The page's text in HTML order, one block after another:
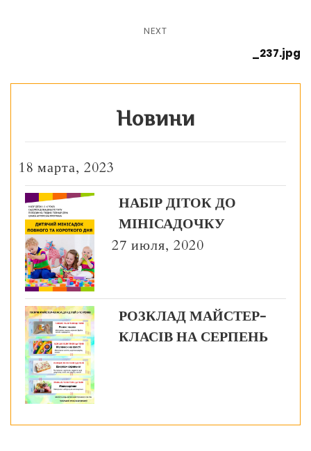
NEXT
_237.jpg
Новини
18 марта, 2023
НАБІР ДІТОК ДО
МІНІСАДОЧКУ
27 июля, 2020
РОЗКЛАД МАЙСТЕР-
КЛАСІВ НА СЕРПЕНЬ